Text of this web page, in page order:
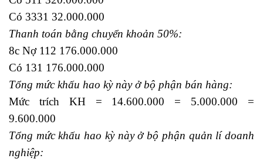
Có 3331 32.000.000
Thanh toán bằng chuyển khoản 50%:
8c Nợ 112 176.000.000
Có 131 176.000.000
Tổng mức khấu hao kỳ này ở bộ phận bán hàng:
Mức trích KH = 14.600.000 = 5.000.000 =
9.600.000
Tổng mức khấu hao kỳ này ở bộ phận quản lí doanh
nghiệp: